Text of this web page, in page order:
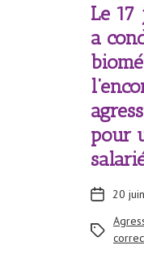
Le
a
pour
20